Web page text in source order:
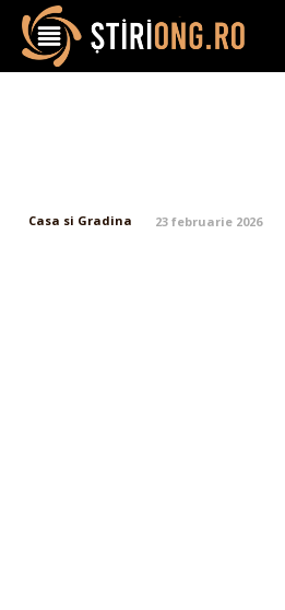
Casa si Gradina 23 februarie 2026